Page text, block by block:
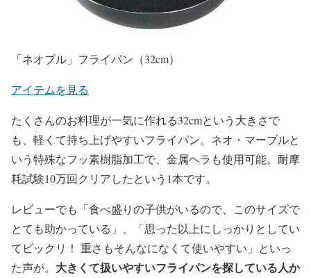
「ネオブル」フライパン（32cm）
アイテムを見る
たくさんのお料理が一気に作れる32cmという大きさで
も、軽くて持ち上げやすいフライパン。ネオ・マーブルと
いう特殊なフッ素樹脂加工で、金属ヘラも使用可能。耐摩
耗試験10万回クリアしたという1本です。
レビューでも「食べ盛りの子供がいるので、このサイズで
とても助かっている」、「思った以上にしっかりとしてい
てビックリ！ 重さもそんなになくて使いやすい」といっ
た声が。 大きくて扱いやすいフライパンを探している人か